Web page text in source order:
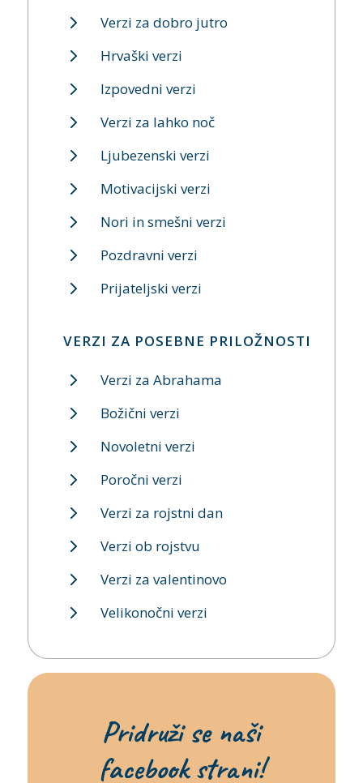
Verzi za dobro jutro
Hrvaški verzi
Izpovedni verzi
Verzi za lahko noč
Ljubezenski verzi
Motivacijski verzi
Nori in smešni verzi
Pozdravni verzi
Prijateljski verzi
VERZI ZA POSEBNE PRILOŽNOSTI
Verzi za Abrahama
Božični verzi
Novoletni verzi
Poročni verzi
Verzi za rojstni dan
Verzi ob rojstvu
Verzi za valentinovo
Velikonočni verzi
Pridruži se naši
facebook strani!